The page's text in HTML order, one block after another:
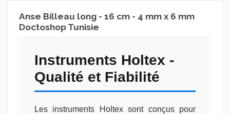
Anse Billeau long - 16 cm - 4 mm x 6 mm
Doctoshop Tunisie
Instruments Holtex -
Qualité et Fiabilité
Les instruments Holtex sont conçus pour